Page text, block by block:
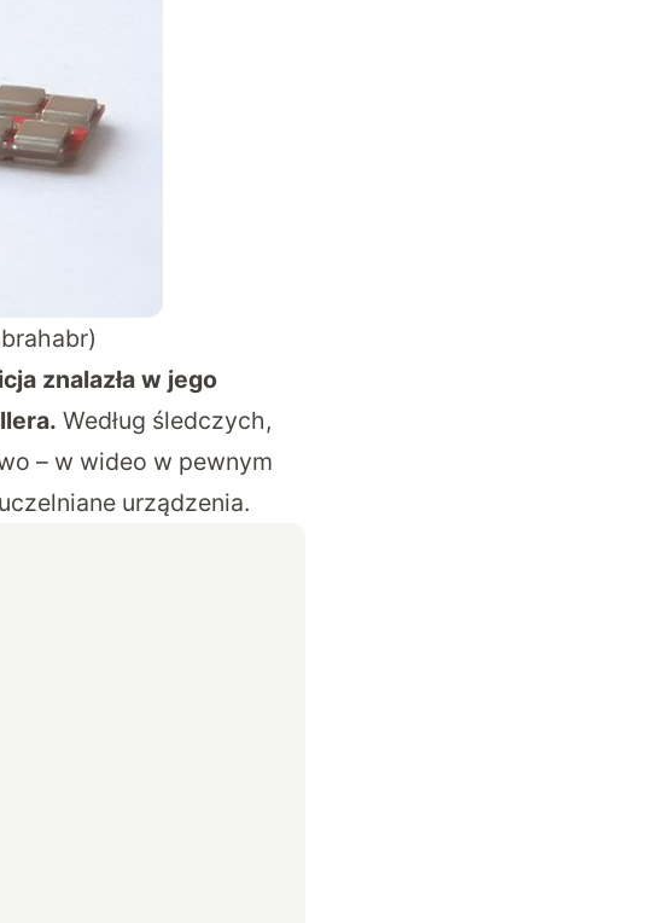
znalazła w jego
Według śledczych,
– w wideo w pewnym
urządzenia.